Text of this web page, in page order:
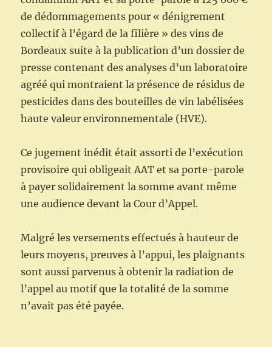
de dédommagements pour « dénigrement
collectif à l’égard de la filière » des vins de
Bordeaux suite à la publication d’un dossier de
presse contenant des analyses d’un laboratoire
agréé qui montraient la présence de résidus de
pesticides dans des bouteilles de vin labélisées
haute valeur environnementale (HVE).
Ce jugement inédit était assorti de l’exécution
provisoire qui obligeait AAT et sa porte-parole
à payer solidairement la somme avant même
une audience devant la Cour d’Appel.
Malgré les versements effectués à hauteur de
leurs moyens, preuves à l’appui, les plaignants
sont aussi parvenus à obtenir la radiation de
l’appel au motif que la totalité de la somme
n’avait pas été payée.